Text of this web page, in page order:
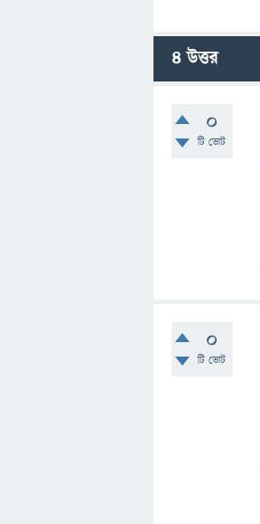
4উত্তর
0
টি ভোট
0
টি ভোট